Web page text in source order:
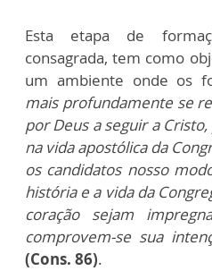
Esta etapa de
consagrada, tem como
um ambiente onde os
mais profundamente se
por Deus a seguir a
na vida apostólica da
os candidatos nosso
história e a vida da
coração sejam
comprovem-se sua
(Cons. 86).